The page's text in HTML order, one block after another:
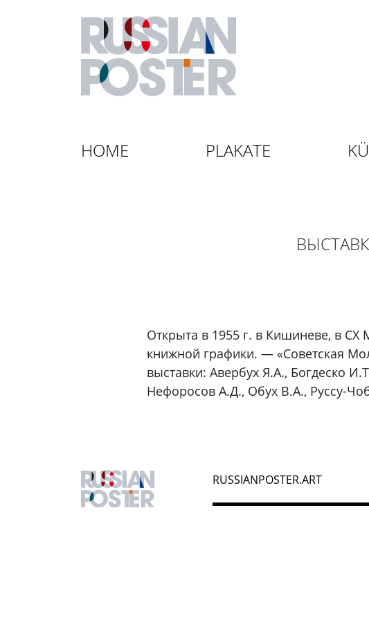
HOME PLAKATE
Открыта в 1955 г. в Кишиневе, в СХ
книжной графики. — «Советская
выставки: Авербух Я.А., Богдеско
Нефоросов А.Д., Обух В.А., Руссу-
RUSSIANPOSTER.ART